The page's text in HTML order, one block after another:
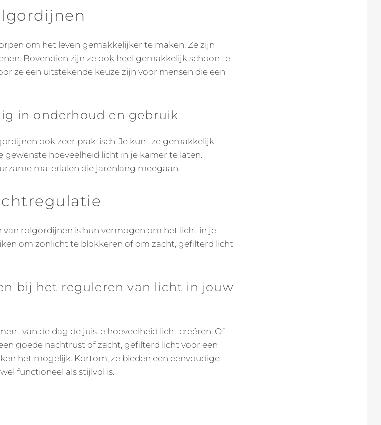
om het leven gemakkelijker te maken. Ze zijn
Bovendien zijn ze ook heel gemakkelijk schoon te
ze een uitstekende keuze zijn voor mensen die een
in onderhoud en gebruik
ook zeer praktisch. Je kunt ze gemakkelijk
hoeveelheid licht in je kamer te laten.
materialen die jarenlang meegaan.
van rolgordijnen is hun vermogen om het licht in je
om zonlicht te blokkeren of om zacht, gefilterd licht
bij het reguleren van licht in jouw
van de dag de juiste hoeveelheid licht creëren. Of
goede nachtrust of zacht, gefilterd licht voor een
het mogelijk. Kortom, ze bieden een eenvoudige
functioneel als stijlvol is.